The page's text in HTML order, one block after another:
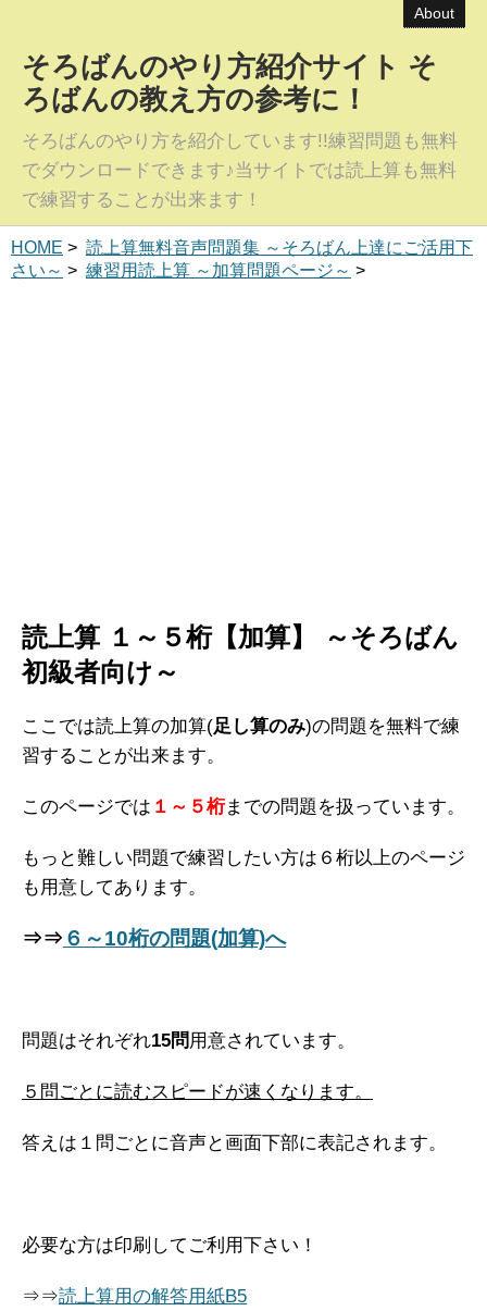
About
そろばんのやり方紹介サイト そ
ろばんの教え方の参考に！
そろばんのやり方を紹介しています!!練習問題も無料
でダウンロードできます♪当サイトでは読上算も無料
で練習することが出来ます！
HOME > 読上算無料音声問題集 ～そろばん上達にご活用下
さい～ > 練習用読上算 ～加算問題ページ～ >
読上算 １～５桁【加算】 ～そろばん
初級者向け～
ここでは読上算の加算(足し算のみ)の問題を無料で練
習することが出来ます。
このページでは １～５桁までの問題を扱っています。
もっと難しい問題で練習したい方は６桁以上のページ
も用意してあります。
⇒⇒ ６～10桁の問題(加算)へ
問題はそれぞれ15問用意されています。
５問ごとに読むスピードが速くなります。
答えは１問ごとに音声と画面下部に表記されます。
必要な方は印刷してご利用下さい！
⇒⇒読上算用の解答用紙B5